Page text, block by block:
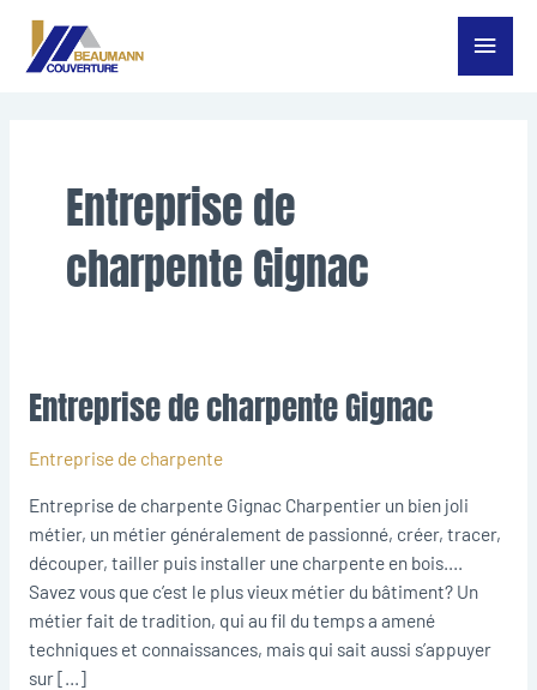
Aller
Menu
Entreprise de
charpente Gignac
Entreprise de charpente Gignac
Entreprise de charpente
Entreprise de charpente Gignac Charpentier un bien joli
métier, un métier généralement de passionné, créer, tracer,
découper, tailler puis installer une charpente en bois.…
Savez vous que c’est le plus vieux métier du bâtiment? Un
métier fait de tradition, qui au fil du temps a amené
techniques et connaissances, mais qui sait aussi s’appuyer
sur […]
Entreprise
de
charpente